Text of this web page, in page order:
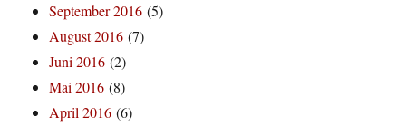
September 2016 (5)
August 2016 (7)
Juni 2016 (2)
Mai 2016 (8)
April 2016 (6)